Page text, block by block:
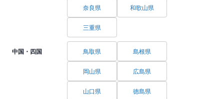
奈良県 和歌山県
三重県
中国・四国 鳥取県 島根県
岡山県 広島県
山口県 徳島県